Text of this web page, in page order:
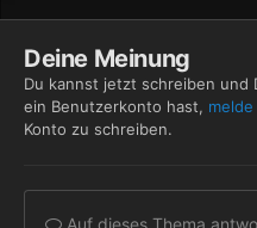
Deine Meinung
Du kannst jetzt schreiben und
ein Benutzerkonto hast,
Konto zu schreiben.
Auf dieses Thema